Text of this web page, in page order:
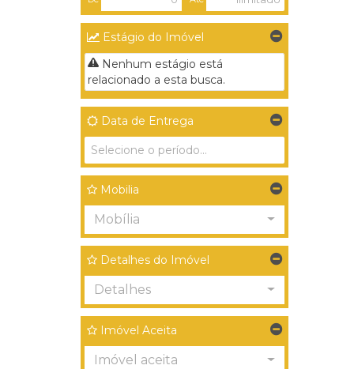
Estágio do Imóvel
Nenhum estágio está
relacionado a esta busca.
Data de Entrega
Mobilia
Mobília
Detalhes do Imóvel
Detalhes
Imóvel Aceita
Imóvel aceita